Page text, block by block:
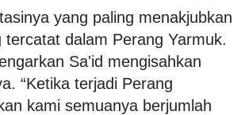
yang paling menakjubkan
tercatat dalam Perang Yarmuk.
Sa'id mengisahkan
“Ketika terjadi Perang
kami semuanya berjumlah